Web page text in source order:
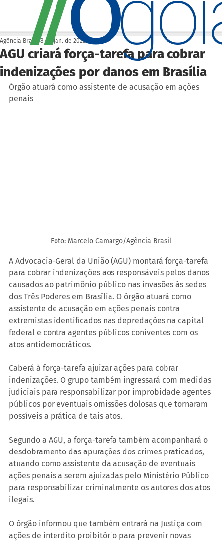
AGU criará força-tarefa para cobrar
indenizações por danos em Brasília
Agência Brasil 8 de jan. de 2023
Órgão atuará como assistente de acusação em ações
penais
Foto: Marcelo Camargo/Agência Brasil
A Advocacia-Geral da União (AGU) montará força-tarefa
para cobrar indenizações aos responsáveis pelos danos
causados ao patrimônio público nas invasões às sedes
dos Três Poderes em Brasília. O órgão atuará como
assistente de acusação em ações penais contra
extremistas identificados nas depredações na capital
federal e contra agentes públicos coniventes com os
atos antidemocráticos.
Caberá à força-tarefa ajuizar ações para cobrar
indenizações. O grupo também ingressará com medidas
judiciais para responsabilizar por improbidade agentes
públicos por eventuais omissões dolosas que tornaram
possíveis a prática de tais atos.
Segundo a AGU, a força-tarefa também acompanhará o
desdobramento das apurações dos crimes praticados,
atuando como assistente da acusação de eventuais
ações penais a serem ajuizadas pelo Ministério Público
para responsabilizar criminalmente os autores dos atos
ilegais.
O órgão informou que também entrará na Justiça com
ações de interdito proibitório para prevenir novas